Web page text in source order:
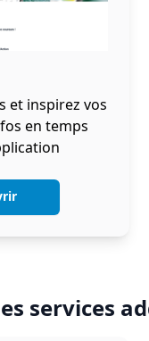
et inspirez vos
en temps
services